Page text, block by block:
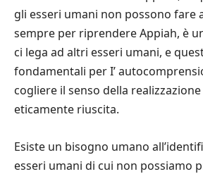
gli esseri umani non possono fare
sempre per riprendere Appiah, è
ci lega ad altri esseri umani, e
fondamentali per I’
cogliere il senso della
eticamente riuscita.
Esiste un bisogno umano
esseri umani di cui non possiamo